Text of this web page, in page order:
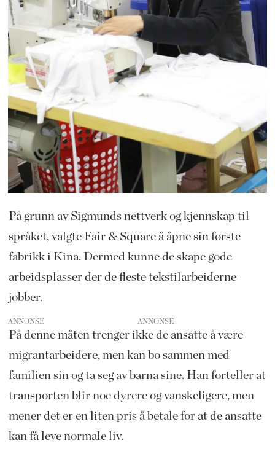
På grunn av Sigmunds nettverk og kjennskap til
språket, valgte Fair & Square å åpne sin første
fabrikk i Kina. Dermed kunne de skape gode
arbeidsplasser der de fleste tekstilarbeiderne
jobber.
ANNONSE
På denne måten trenger ikke de ansatte å være
migrantarbeidere, men kan bo sammen med
familien sin og ta seg av barna sine. Han forteller at
transporten blir noe dyrere og vanskeligere, men
mener det er en liten pris å betale for at de ansatte
kan få leve normale liv.